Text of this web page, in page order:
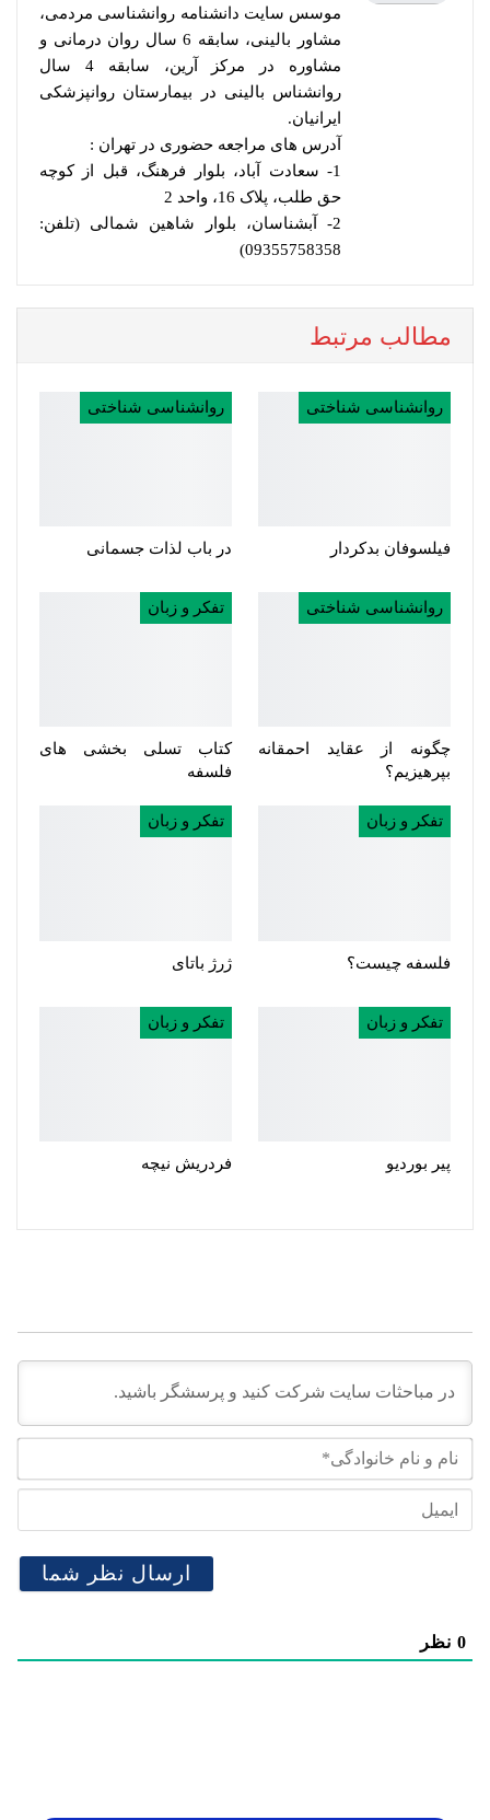
موسس سایت دانشنامه روانشناسی مردمی،
مشاور بالینی، سابقه 6 سال روان درمانی و
مشاوره در مرکز آرین، سابقه 4 سال
روانشناس بالینی در بیمارستان روانپزشکی
ایرانیان.
آدرس های مراجعه حضوری در تهران :
1- سعادت آباد، بلوار فرهنگ، قبل از کوچه
حق طلب، پلاک 16، واحد 2
2- آبشناسان، بلوار شاهین شمالی (تلفن:
09355758358)
مطالب مرتبط
روانشناسی شناختی
فیلسوفان بدکردار
روانشناسی شناختی
در باب لذات جسمانی
روانشناسی شناختی
چگونه از عقاید احمقانه
بپرهیزیم؟
تفکر و زبان
کتاب تسلی بخشی های
فلسفه
تفکر و زبان
فلسفه چیست؟
تفکر و زبان
ژرژ باتای
تفکر و زبان
پیر بوردیو
تفکر و زبان
فردریش نیچه
0 نظر